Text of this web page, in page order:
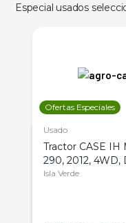
Especial usados
Ofertas Especiales
Usado
Tractor CASE IH
290, 2012, 4WD,
Isla Verde